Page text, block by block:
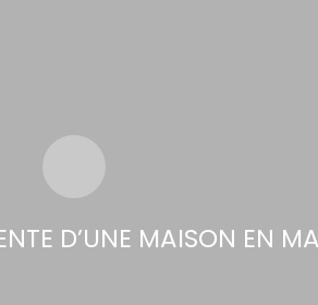
D’UNE MAISON EN